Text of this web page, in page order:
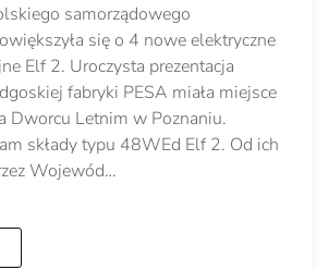
samorządowego
się o 4 nowe elektryczne
Elf 2. Uroczysta prezentacja
fabryki PESA miała miejsce
Dworcu Letnim w Poznaniu.
składy typu 48WEd Elf 2. Od ich
Wojewód…